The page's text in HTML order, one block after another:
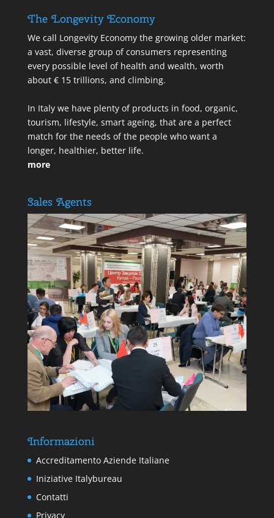
The Longevity Economy
We call Longevity Economy the growing older market:
a vast, diverse group of consumers representing
every possible level of health and wealth, worth
about € 15 trillions, and climbing.
In Italy we have plenty of products in food, organic,
tourism, lifestyle, smart ageing, that are a perfect
match for the needs of the people who want a
longer, healthier, better life.
more
Sales Agents
Informazioni
Accreditamento Aziende Italiane
Iniziative Italybureau
Contatti
Privacy